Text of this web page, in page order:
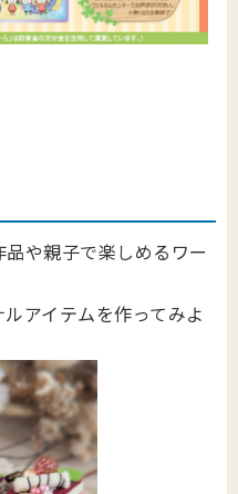
や親子で楽しめるワー
アイテムを作ってみよ